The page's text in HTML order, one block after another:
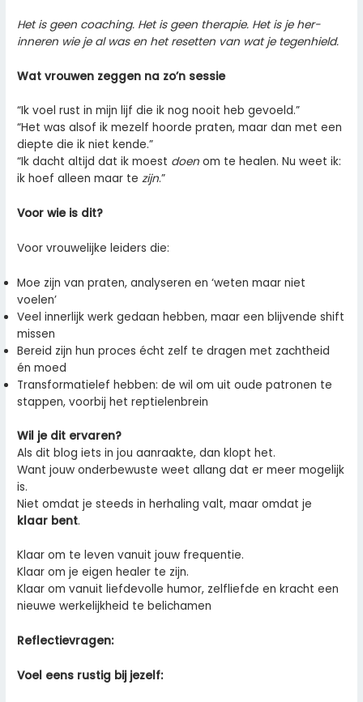
Het is geen coaching. Het is geen therapie. Het is je her-
inneren wie je al was en het resetten van wat je tegenhield.
Wat vrouwen zeggen na zo’n sessie
“Ik voel rust in mijn lijf die ik nog nooit heb gevoeld.”
“Het was alsof ik mezelf hoorde praten, maar dan met een
diepte die ik niet kende.”
“Ik dacht altijd dat ik moest doen om te healen. Nu weet ik:
ik hoef alleen maar tezijn.”
Voor wie is dit?
Voor vrouwelijke leiders die:
Moe zijn van praten, analyseren en ‘weten maar niet
voelen’
Veel innerlijk werk gedaan hebben, maar een blijvende shift
missen
Bereid zijn hun proces écht zelf te dragen met zachtheid
én moed
Transformatielef hebben: de wil om uit oude patronen te
stappen, voorbij het reptielenbrein
Wil je dit ervaren?
Als dit blog iets in jou aanraakte, dan klopt het.
Want jouw onderbewuste weet allang dat er meer mogelijk
is.
Niet omdat je steeds in herhaling valt, maar omdat je
klaar bent.
Klaar om te leven vanuit jouw frequentie.
Klaar om je eigen healer te zijn.
Klaar om vanuit liefdevolle humor, zelfliefde en kracht een
nieuwe werkelijkheid te belichamen
Reflectievragen:
Voel eens rustig bij jezelf: